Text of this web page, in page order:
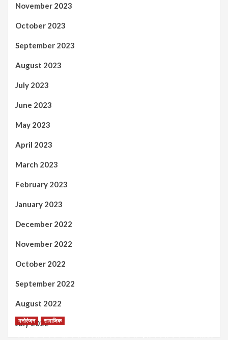
November 2023
October 2023
September 2023
August 2023
July 2023
June 2023
May 2023
April 2023
March 2023
February 2023
January 2023
December 2022
November 2022
October 2022
September 2022
August 2022
July 2022
मनोरंजन सामाजिक